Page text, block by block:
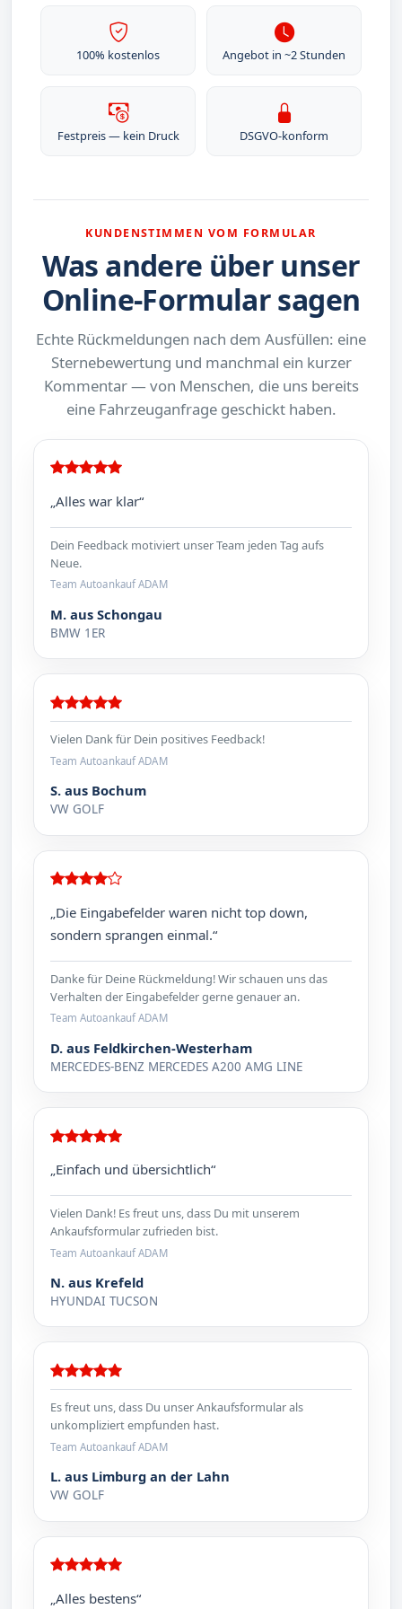
100% kostenlos Angebot in ~2 Stunden
Festpreis — kein Druck DSGVO-konform
KUNDENSTIMMEN VOM FORMULAR
Was andere über unser
Online-Formular sagen
Echte Rückmeldungen nach dem Ausfüllen: eine
Sternebewertung und manchmal ein kurzer
Kommentar — von Menschen, die uns bereits
eine Fahrzeuganfrage geschickt haben.
„Alles war klar“
Dein Feedback motiviert unser Team jeden Tag aufs
Neue.
Team Autoankauf ADAM
M. aus Schongau
BMW 1ER
Vielen Dank für Dein positives Feedback!
Team Autoankauf ADAM
S. aus Bochum
VW GOLF
„Die Eingabefelder waren nicht top down,
sondern sprangen einmal.“
Danke für Deine Rückmeldung! Wir schauen uns das
Verhalten der Eingabefelder gerne genauer an.
Team Autoankauf ADAM
D. aus Feldkirchen-Westerham
MERCEDES-BENZ MERCEDES A200 AMG LINE
„Einfach und übersichtlich“
Vielen Dank! Es freut uns, dass Du mit unserem
Ankaufsformular zufrieden bist.
Team Autoankauf ADAM
N. aus Krefeld
HYUNDAI TUCSON
Es freut uns, dass Du unser Ankaufsformular als
unkompliziert empfunden hast.
Team Autoankauf ADAM
L. aus Limburg an der Lahn
VW GOLF
„Alles bestens“